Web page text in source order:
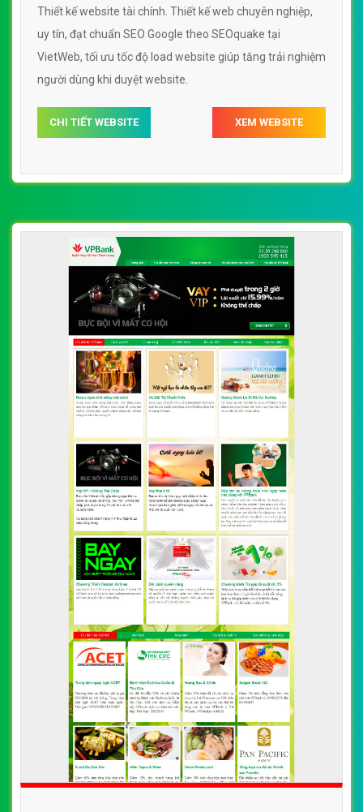
Thiết kế website tài chính. Thiết kế web chuyên nghiệp,
uy tín, đạt chuẩn SEO Google theo SEOquake tại
VietWeb, tối ưu tốc độ load website giúp tăng trải nghiệm
người dùng khi duyệt website.
CHI TIẾT WEBSITE XEM WEBSITE